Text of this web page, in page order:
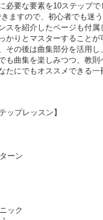
必要な要素を10ステップ
ますので、初心者でも迷
スを紹介したページも付
かりとマスターすること
その後は曲集部分を活用
も曲集を楽しみつつ、教
たにでもオススメできる
ップレッスン】
ーン
ック